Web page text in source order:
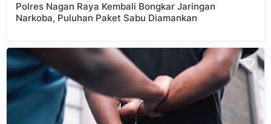
Polres Nagan Raya Kembali Bongkar Jaringan
Narkoba, Puluhan Paket Sabu Diamankan